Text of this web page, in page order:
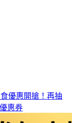
優惠開搶！再抽
惠券